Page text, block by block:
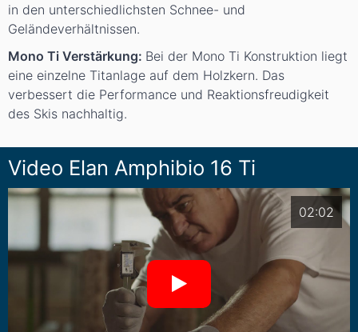
in den unterschiedlichsten Schnee- und
Geländeverhältnissen.
Mono Ti Verstärkung: Bei der Mono Ti Konstruktion liegt
eine einzelne Titanlage auf dem Holzkern. Das
verbessert die Performance und Reaktionsfreudigkeit
des Skis nachhaltig.
Video Elan Amphibio 16 Ti
02:02